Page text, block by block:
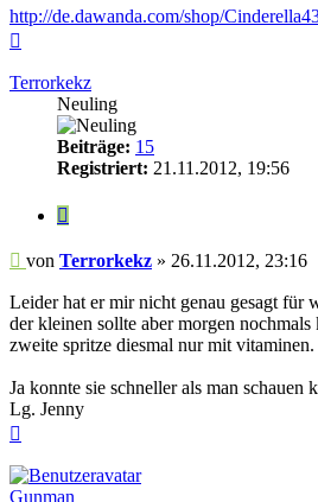
http://de.dawanda.com/shop/
Terrorkekz
Neuling
Beiträge: 15
Registriert: 21.11.2012, 19:56
Zitieren
Beitrag
von Terrorkekz » 26.11.2012, 23:16
Leider hat er mir nicht genau gesagt für
der kleinen sollte aber morgen
zweite spritze diesmal nur mit vitaminen.
Ja konnte sie schneller als man schauen
Lg. Jenny
Gunman